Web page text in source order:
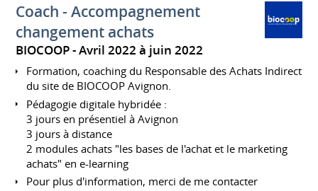
Coach - Accompagnement
changement achats
BIOCOOP Avril 2022 à juin 2022
Formation, coaching du Responsable des Achats Indirect
du site de BIOCOOP Avignon.
Pédagogie digitale hybridée :
3 jours en présentiel à Avignon
3 jours à distance
2 modules achats "les bases de l'achat et le marketing
achats" en e-learning
Pour plus d'information, merci de me contacter